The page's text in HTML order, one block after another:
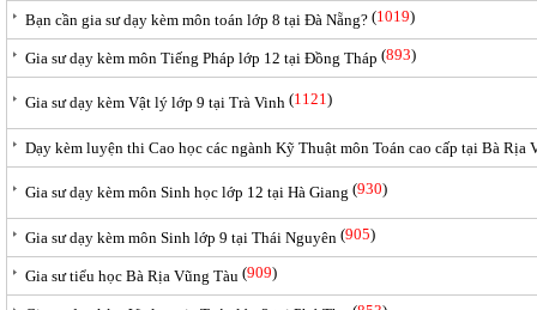
Bạn cần gia sư dạy kèm môn toán lớp 8 tại Đà Nẵng? (1019)
Gia sư dạy kèm môn Tiếng Pháp lớp 12 tại Đồng Tháp (893)
Gia sư dạy kèm Vật lý lớp 9 tại Trà Vinh (1121)
Dạy kèm luyện thi Cao học các ngành Kỹ Thuật môn Toán cao cấp tại Bà Rịa
Gia sư dạy kèm môn Sinh học lớp 12 tại Hà Giang (930)
Gia sư dạy kèm môn Sinh lớp 9 tại Thái Nguyên (905)
Gia sư tiểu học Bà Rịa Vũng Tàu (909)